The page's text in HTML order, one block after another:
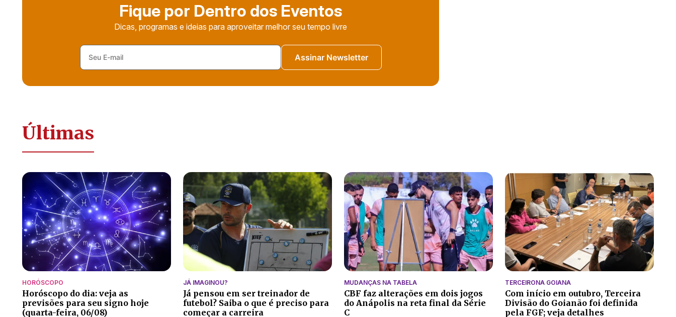
Fique por Dentro dos Eventos
Dicas, programas e ideias para aproveitar melhor seu tempo livre
Assinar Newsletter
Últimas
HORÓSCOPO
Horóscopo do dia: veja as
previsões para seu signo hoje
(quarta-feira, 06/08)
JÁ IMAGINOU?
Já pensou em ser treinador de
futebol? Saiba o que é preciso para
começar a carreira
MUDANÇAS NA TABELA
CBF faz alterações em dois jogos
do Anápolis na reta final da Série
C
TERCEIRONA GOIANA
Com início em outubro, Terceira
Divisão do Goianão foi definida
pela FGF; veja detalhes